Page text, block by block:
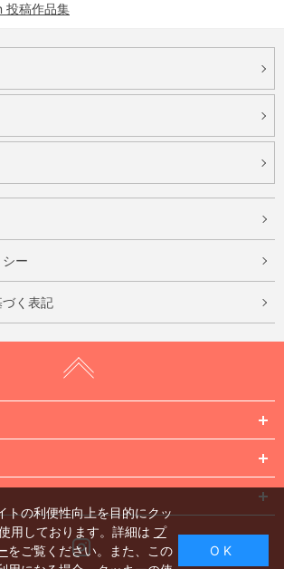
投稿作品集
ー
く表記
Instagram
トの利便性向上を目的にクッ
用しております。詳細は プ
をご覧ください。また、この
O K